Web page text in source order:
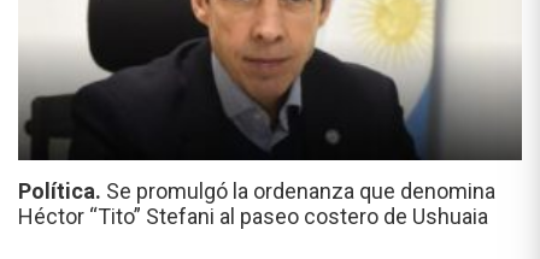
Política. Se promulgó la ordenanza que denomina
Héctor “Tito” Stefani al paseo costero de Ushuaia